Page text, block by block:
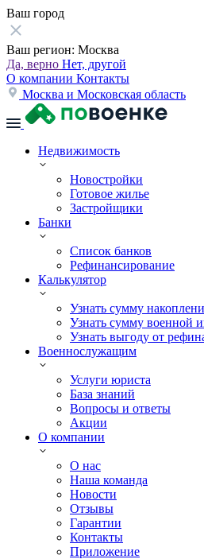
Ваш город
Ваш регион: Москва
Да, верно Нет, другой
О компании Контакты
Москва и Московская область
Недвижимость
Новостройки
Готовое жилье
Застройщики
Банки
Список банков
Рефинансирование
Калькулятор
Узнать сумму
Узнать сумму военной
Узнать выгоду от
Военнослужащим
Услуги юриста
База знаний
Вопросы и ответы
Акции
О компании
О нас
Наша команда
Новости
Отзывы
Гарантии
Контакты
Приложение